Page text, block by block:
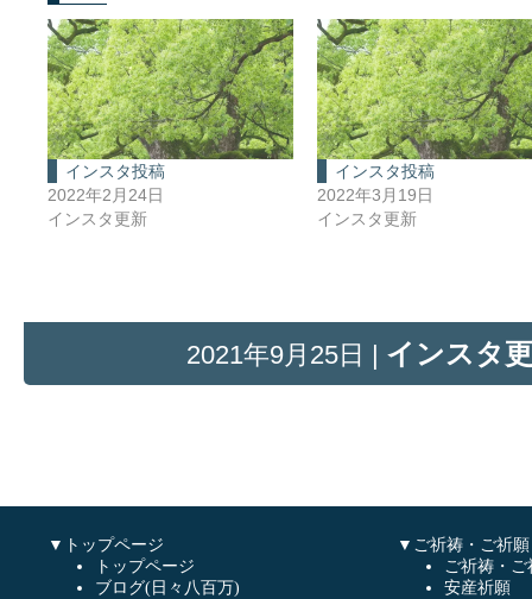
インスタ投稿
2022年2月24日
インスタ更新
インスタ投稿
2022年3月19日
インスタ更新
2021年9月25日 | インスタ
▼トップページ
トップページ
ブログ(日々八百万)
▼ご祈祷・ご祈願
ご祈祷・ご
安産祈願